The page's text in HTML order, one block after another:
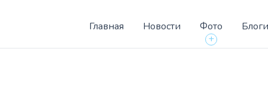
Главная Новости
Фото
+
Блоги